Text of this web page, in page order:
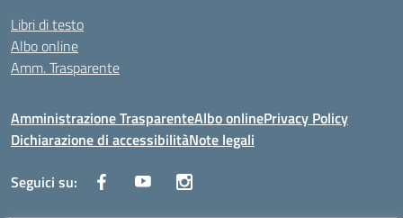
Libri di testo
Albo online
Amm. Trasparente
Amministrazione TrasparenteAlbo onlinePrivacy Policy
Dichiarazione di accessibilitàNote legali
Seguici su: